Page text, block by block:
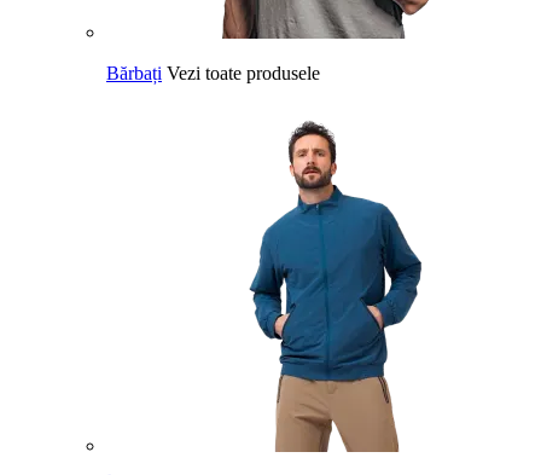
Bărbați Vezi toate produsele